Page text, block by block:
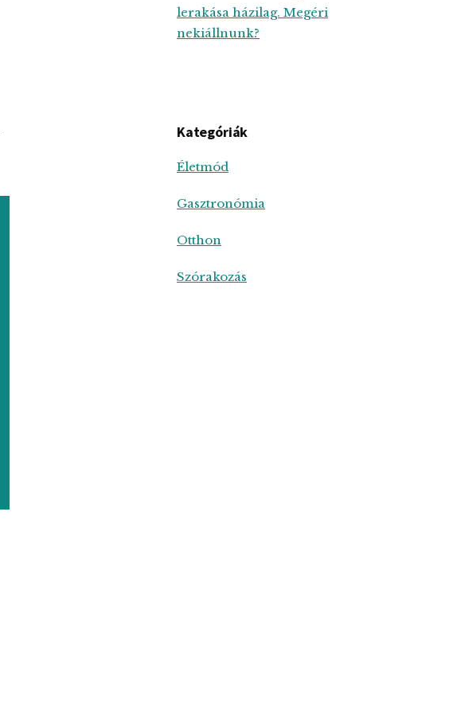
lerakása házilag. Megéri
nekiállnunk?
Kategóriák
Életmód
Gasztronómia
Otthon
Szórakozás